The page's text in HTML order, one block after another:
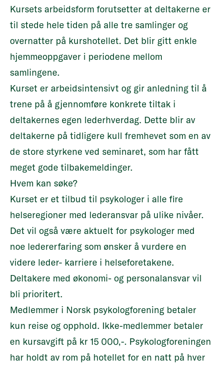
Kursets arbeidsform forutsetter at deltakerne er
til stede hele tiden på alle tre samlinger og
overnatter på kurshotellet. Det blir gitt enkle
hjemmeoppgaver i periodene mellom
samlingene.
Kurset er arbeidsintensivt og gir anledning til å
trene på å gjennomføre konkrete tiltak i
deltakernes egen lederhverdag. Dette blir av
deltakerne på tidligere kull fremhevet som en av
de store styrkene ved seminaret, som har fått
meget gode tilbakemeldinger.
Hvem kan søke?
Kurset er et tilbud til psykologer i alle fire
helseregioner med lederansvar på ulike nivåer.
Det vil også være aktuelt for psykologer med
noe ledererfaring som ønsker å vurdere en
videre leder- karriere i helseforetakene.
Deltakere med økonomi- og personalansvar vil
bli prioritert.
Medlemmer i Norsk psykologforening betaler
kun reise og opphold. Ikke-medlemmer betaler
en kursavgift på kr 15 000,-. Psykologforeningen
har holdt av rom på hotellet for en natt på hver